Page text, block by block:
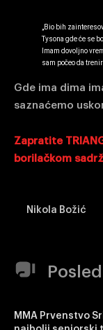
„Bio bih
Tysona gde će se
Imam dovoljno
sam počeo da
Gde ima dima
saznaćemo
Zapratite
borilačkom
Nikola Božić
MMA Prvenstvo